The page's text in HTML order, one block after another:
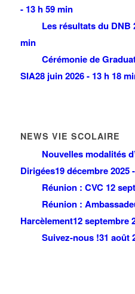
- 13 h 59 min
Les résultats du DNB
min
Cérémonie de
SIA28 juin 2026 - 13 h 18
NEWS VIE SCOLAIRE
Nouvelles modalités
Dirigées19 décembre 2025
Réunion : CVC 12
Réunion :
Harcèlement12 septembre
Suivez-nous !31 août